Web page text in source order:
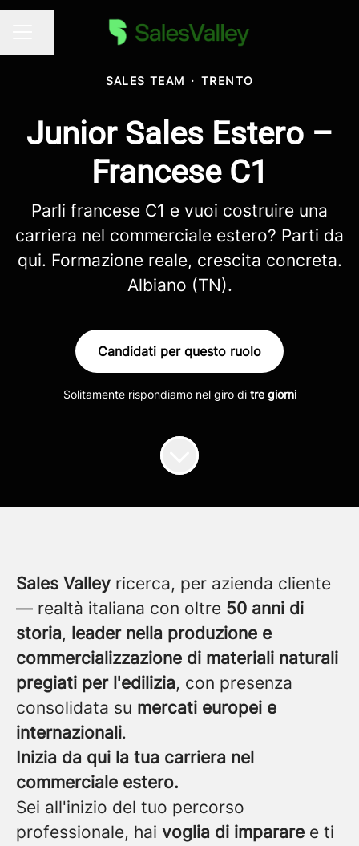
Condividi la pagina
SALES TEAM · TRENTO
Junior Sales Estero –
Francese C1
Parli francese C1 e vuoi costruire una
carriera nel commerciale estero? Parti da
qui. Formazione reale, crescita concreta.
Albiano (TN).
Candidati per questo ruolo
Solitamente rispondiamo nel giro di tre giorni
Sales Valley ricerca, per azienda cliente
— realtà italiana con oltre 50 anni di
storia, leader nella produzione e
commercializzazione di materiali naturali
pregiati per l'edilizia, con presenza
consolidata su mercati europei e
internazionali.
Inizia da qui la tua carriera nel
commerciale estero.
Sei all'inizio del tuo percorso
professionale, hai voglia di imparare e ti